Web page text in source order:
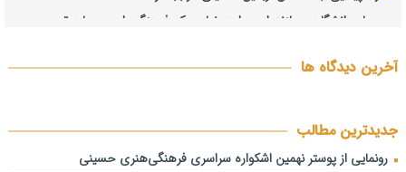
جهاد دانشگاهی مازندران؛ روایت نهادی که فرهنگ را به سرمایه توسعه
دبیران شش بخش نهمین اشکواره سراسری فرهنگی‌هنری حسینی
ترک فعل در حوزه آب، خاک و برنج باید پیگیری شود فیاضی: هم‌افزایی
مدیران، حلقه مفقوده حل چالش‌های مازندران است/ ترک فعل در حوزه
آب، خاک و برنج باید پیگیری شود
آخرین دیدگاه ها
جدیدترین مطالب
رونمایی از پوستر نهمین اشکواره سراسری فرهنگی‌هنری حسینی